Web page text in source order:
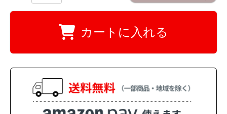
カートに入れる
ハクビシン対策
タヌキ対策
鳥・カラス対策
ブラックバス・